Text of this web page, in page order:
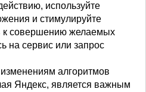
используйте
и стимулируйте
к совершению желаемых
на сервис или запрос
алгоритмов
Яндекс, является важным